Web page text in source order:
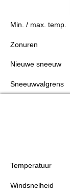
Min. / max. temp.
Zonuren
Nieuwe sneeuw
Sneeuwvalgrens
Temperatuur
Windsnelheid